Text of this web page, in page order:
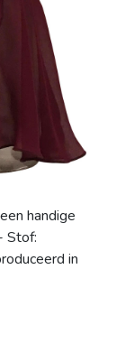
handige
Stof:
in